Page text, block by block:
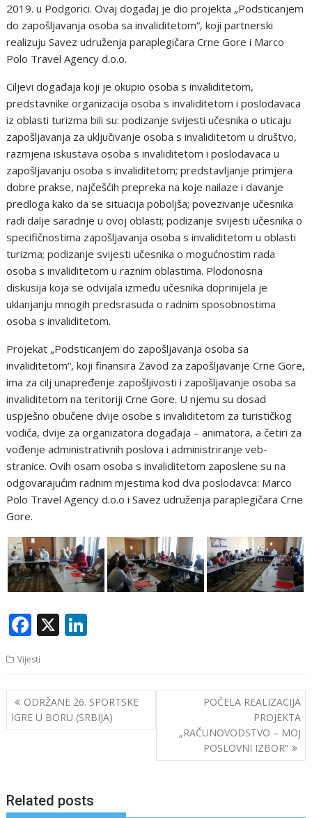
2019. u Podgorici. Ovaj događaj je dio projekta „Podsticanjem
do zapošljavanja osoba sa invaliditetom“, koji partnerski
realizuju Savez udruženja paraplegičara Crne Gore i Marco
Polo Travel Agency d.o.o.
Ciljevi događaja koji je okupio osoba s invaliditetom,
predstavnike organizacija osoba s invaliditetom i poslodavaca
iz oblasti turizma bili su: podizanje svijesti učesnika o uticaju
zapošljavanja za uključivanje osoba s invaliditetom u društvo,
razmjena iskustava osoba s invaliditetom i poslodavaca u
zapošljavanju osoba s invaliditetom; predstavljanje primjera
dobre prakse, najčešćih prepreka na koje nailaze i davanje
predloga kako da se situacija poboljša; povezivanje učesnika
radi dalje saradnje u ovoj oblasti; podizanje svijesti učesnika o
specifičnostima zapošljavanja osoba s invaliditetom u oblasti
turizma; podizanje svijesti učesnika o mogućnostim rada
osoba s invaliditetom u raznim oblastima. Plodonosna
diskusija koja se odvijala između učesnika doprinijela je
uklanjanju mnogih predsrasuda o radnim sposobnostima
osoba s invaliditetom.
Projekat „Podsticanjem do zapošljavanja osoba sa
invaliditetom“, koji finansira Zavod za zapošljavanje Crne Gore,
ima za cilj unapređenje zapošljivosti i zapošljavanje osoba sa
invaliditetom na teritoriji Crne Gore. U njemu su dosad
uspješno obučene dvije osobe s invaliditetom za turističkog
vodiča, dvije za organizatora događaja – animatora, a četiri za
vođenje administrativnih poslova i administriranje veb-
stranice. Ovih osam osoba s invaliditetom zaposlene su na
odgovarajućim radnim mjestima kod dva poslodavca: Marco
Polo Travel Agency d.o.o i Savez udruženja paraplegičara Crne
Gore.
F
e
b
o
o
X
k
e
dI
n
Vijesti
Navigacija
članaka
ODRŽANE 26. SPORTSKE
IGRE U BORU (SRBIJA)
POČELA REALIZACIJA
PROJEKTA
„RAČUNOVODSTVO – MOJ
POSLOVNI IZBOR“
Related posts